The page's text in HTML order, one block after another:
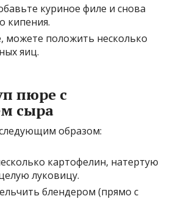
куриное филе и снова
кипения.
можете положить несколько
яиц.
пюре с
сыра
образом:
картофелин, натертую
луковицу.
блендером (прямо с